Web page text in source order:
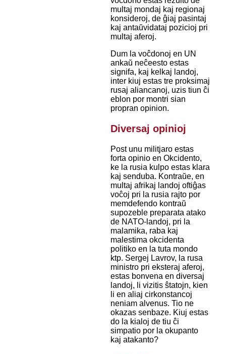
multaj mondaj kaj regionaj
konsideroj, de ĝiaj pasintaj
kaj antaŭvidataj pozicioj pri
multaj aferoj.
Dum la voĉdonoj en UN
ankaŭ neĉeesto estas
signifa, kaj kelkaj landoj,
inter kiuj estas tre proksimaj
rusaj aliancanoj, uzis tiun ĉi
eblon por montri sian
propran opinion.
Diversaj opinioj
Post unu militjaro estas
forta opinio en Okcidento,
ke la rusia kulpo estas klara
kaj senduba. Kontraŭe, en
multaj afrikaj landoj oftiĝas
voĉoj pri la rusia rajto por
memdefendo kontraŭ
supozeble preparata atako
de NATO-landoj, pri la
malamika, raba kaj
malestima okcidenta
politiko en la tuta mondo
ktp. Sergej Lavrov, la rusa
ministro pri eksteraj aferoj,
estas bonvena en diversaj
landoj, li vizitis ŝtatojn, kien
li en aliaj cirkonstancoj
neniam alvenus. Tio ne
okazas senbaze. Kiuj estas
do la kialoj de tiu ĉi
simpatio por la okupanto
kaj atakanto?